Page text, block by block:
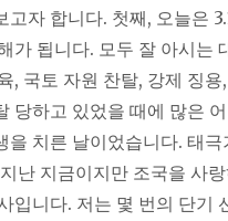
고자 합니다. 첫째, 오늘은
가 됩니다. 모두 잘 아시는
, 국토 자원 찬탈, 강제 징
당하고 있었을 때에 많은
을 치른 날이었습니다. 태
난 지금이지만 조국을 사
입니다. 저는 몇 번의 단기